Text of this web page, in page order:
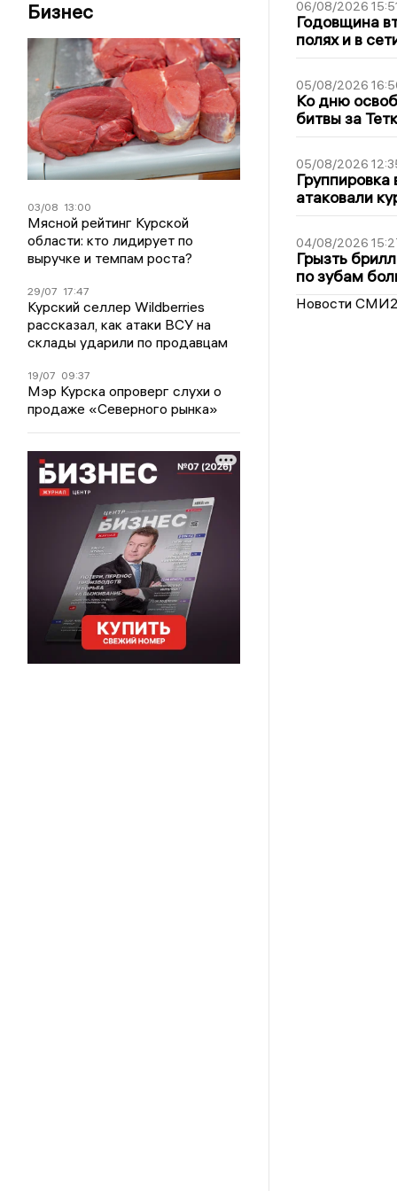
Бизнес
03/08 13:00
Мясной рейтинг Курской
области: кто лидирует по
выручке и темпам роста?
29/07 17:47
Курский селлер Wildberries
рассказал, как атаки ВСУ на
склады ударили по продавцам
19/07 09:37
Мэр Курска опроверг слухи о
продаже «Северного рынка»
06/08/2026
Годовщина
полях и в
05/08/2026
Ко дню
битвы за
05/08/2026
атаковали
04/08/2026
Грызть
по зубам
Новости